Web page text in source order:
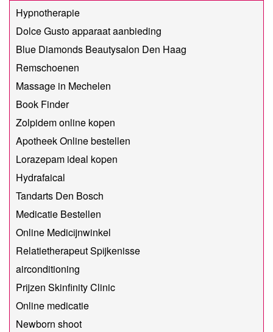
Hypnotherapie
Dolce Gusto apparaat aanbieding
Blue Diamonds Beautysalon Den Haag
Remschoenen
Massage in Mechelen
Book Finder
Zolpidem online kopen
Apotheek Online bestellen
Lorazepam ideal kopen
Hydrafaical
Tandarts Den Bosch
Medicatie Bestellen
Online Medicijnwinkel
Relatietherapeut Spijkenisse
airconditioning
Prijzen Skinfinity Clinic
Online medicatie
Newborn shoot